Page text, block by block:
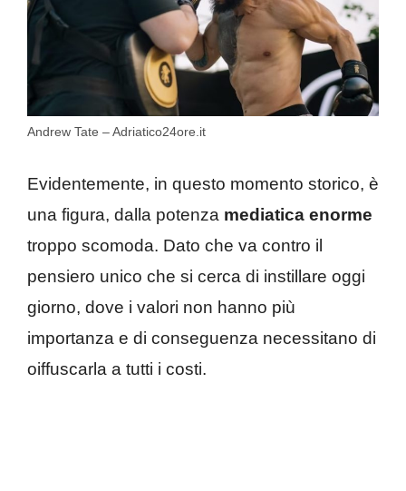
Andrew Tate – Adriatico24ore.it
Evidentemente, in questo momento storico, è
una figura, dalla potenza mediatica enorme
troppo scomoda. Dato che va contro il
pensiero unico che si cerca di instillare oggi
giorno, dove i valori non hanno più
importanza e di conseguenza necessitano di
oiffuscarla a tutti i costi.